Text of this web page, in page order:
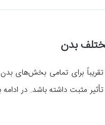
بدن
برای تمامی بخش‌های بدن
مثبت داشته باشد. در